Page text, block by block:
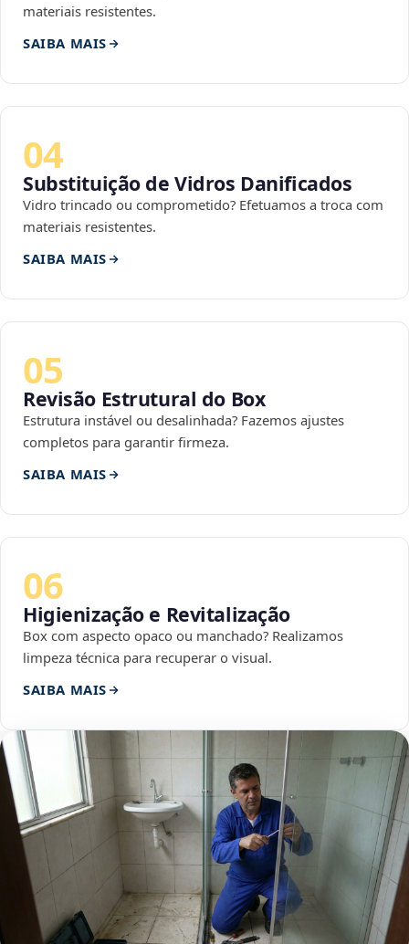
materiais resistentes.
SAIBA MAIS
04
Substituição de Vidros Danificados
Vidro trincado ou comprometido? Efetuamos a troca com
materiais resistentes.
SAIBA MAIS
05
Revisão Estrutural do Box
Estrutura instável ou desalinhada? Fazemos ajustes
completos para garantir firmeza.
SAIBA MAIS
06
Higienização e Revitalização
Box com aspecto opaco ou manchado? Realizamos
limpeza técnica para recuperar o visual.
SAIBA MAIS